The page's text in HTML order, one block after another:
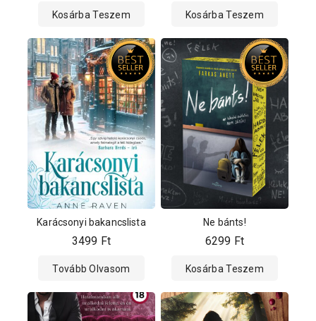
Kosárba Teszem Kosárba Teszem
Karácsonyi bakancslista
3499 Ft
Tovább Olvasom
Ne bánts!
6299 Ft
Kosárba Teszem